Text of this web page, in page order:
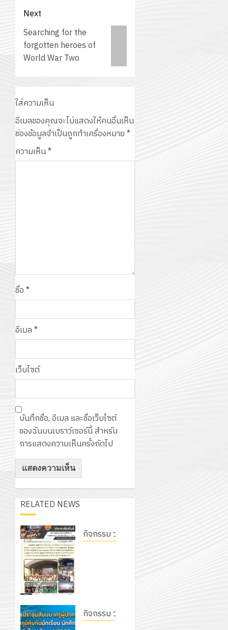
Next
Next
post:
Searching for the
forgotten heroes of
World War Two
ใส่ความเห็น
อีเมลของคุณจะไม่แสดงให้คนอื่นเห็น
ช่องข้อมูลจำเป็นถูกทำเครื่องหมาย*
ความเห็น*
ชื่อ*
อีเมล*
เว็บไซต์
บันทึกชื่อ, อีเมล และชื่อเว็บไซต์
ของฉันบนเบราว์เซอร์นี้ สำหรับ
การแสดงความเห็นครั้งถัดไป
RELATED NEWS
กิจกรรม วก.ชบ.
และผู้
กิจกรรม วก.ชบ.